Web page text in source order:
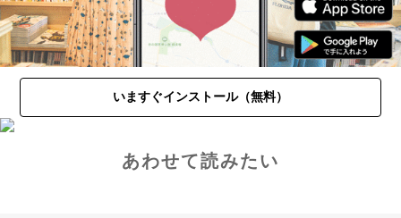
いますぐインストール（無料）
あわせて読みたい